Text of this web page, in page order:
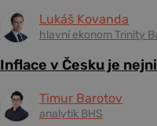
Lukáš Kovanda
hlavní ekonom Trinity
Inflace v Česku je
Timur Barotov
analytik BHS